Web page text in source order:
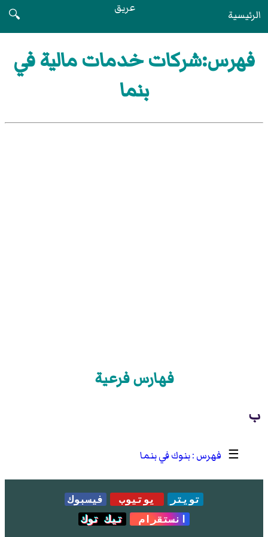
الرئيسية عريق
🔍
فهرس:شركات خدمات مالية في
بنما
فهارس فرعية
ب
☰ بنوك في بنما
تويتر يوتيوب
فيسبوك
انستقرام
تيك توك